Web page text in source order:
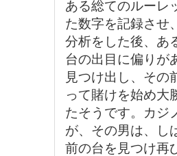
ある総てのルーレ
た数字を記録させ
分析をした後、あ
台の出目に偏りが
見つけ出し、その
って賭けを始め大
たそうです。カジ
が、その男は、し
前の台を見つけ再